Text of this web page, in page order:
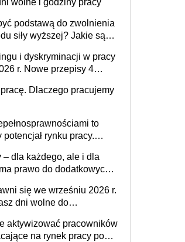
wolne i godziny pracy
podstawą do zwolnienia
siły wyższej? Jakie są
i dyskryminacji w pracy
r. Nowe przepisy 4
Dlaczego pracujemy
to
rynku pracy.
refundacji, ale bariery po
świadomości
– dla każdego, ale i dla
prawo do dodatkowych
się we wrześniu 2026 r.
dni wolne do
aktywizować pracowników
na rynek pracy po